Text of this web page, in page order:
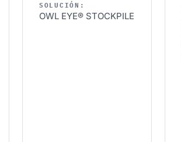
SOLUCIÓN:
OWL EYE® STOCKPILE